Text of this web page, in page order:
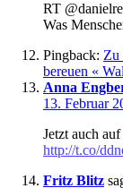
RT
Was
Pingback: Zu
bereuen «
Anna
13. Februar
Jetzt auch
http://t.co/
Fritz Blitz